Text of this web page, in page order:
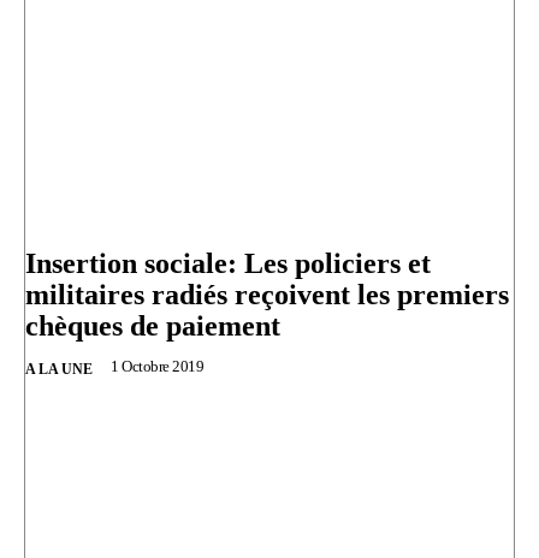
Insertion sociale: Les policiers et
militaires radiés reçoivent les premiers
chèques de paiement
A LA UNE 1 Octobre 2019